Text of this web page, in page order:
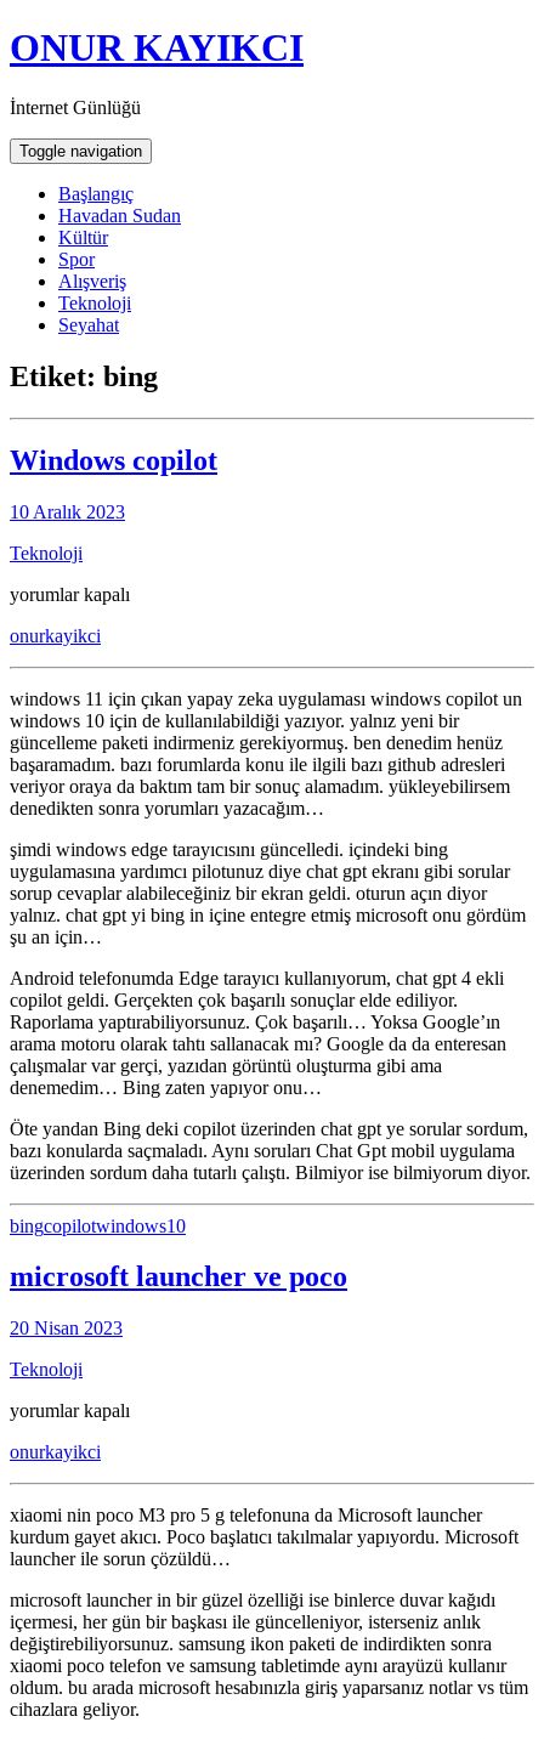
ONUR KAYIKCI
İnternet Günlüğü
Toggle navigation
Başlangıç
Havadan Sudan
Kültür
Spor
Alışveriş
Teknoloji
Seyahat
Etiket: bing
Windows copilot
10 Aralık 2023
Teknoloji
Windows
için
yorumlar kapalı
onurkayikci
windows 11 için çıkan yapay zeka uygulaması windows copilot un
windows 10 için de kullanılabildiği yazıyor. yalnız yeni bir
güncelleme paketi indirmeniz gerekiyormuş. ben denedim henüz
başaramadım. bazı forumlarda konu ile ilgili bazı github adresleri
veriyor oraya da baktım tam bir sonuç alamadım. yükleyebilirsem
denedikten sonra yorumları yazacağım…
şimdi windows edge tarayıcısını güncelledi. içindeki bing
uygulamasına yardımcı pilotunuz diye chat gpt ekranı gibi sorular
sorup cevaplar alabileceğiniz bir ekran geldi. oturun açın diyor
yalnız. chat gpt yi bing in içine entegre etmiş microsoft onu gördüm
şu an için…
Android telefonumda Edge tarayıcı kullanıyorum, chat gpt 4 ekli
copilot geldi. Gerçekten çok başarılı sonuçlar elde ediliyor.
Raporlama yaptırabiliyorsunuz. Çok başarılı… Yoksa Google’ın
arama motoru olarak tahtı sallanacak mı? Google da da enteresan
çalışmalar var gerçi, yazıdan görüntü oluşturma gibi ama
denemedim… Bing zaten yapıyor onu…
Öte yandan Bing deki copilot üzerinden chat gpt ye sorular sordum,
bazı konularda saçmaladı. Aynı soruları Chat Gpt mobil uygulama
üzerinden sordum daha tutarlı çalıştı. Bilmiyor ise bilmiyorum diyor.
bingcopilotwindows10
microsoft launcher ve poco
20 Nisan 2023
Teknoloji
microsoft
ve
yorumlar kapalı
onurkayikci
xiaomi nin poco M3 pro 5 g telefonuna da Microsoft launcher
kurdum gayet akıcı. Poco başlatıcı takılmalar yapıyordu. Microsoft
launcher ile sorun çözüldü…
microsoft launcher in bir güzel özelliği ise binlerce duvar kağıdı
içermesi, her gün bir başkası ile güncelleniyor, isterseniz anlık
değiştirebiliyorsunuz. samsung ikon paketi de indirdikten sonra
xiaomi poco telefon ve samsung tabletimde aynı arayüzü kullanır
oldum. bu arada microsoft hesabınızla giriş yaparsanız notlar vs tüm
cihazlara geliyor.